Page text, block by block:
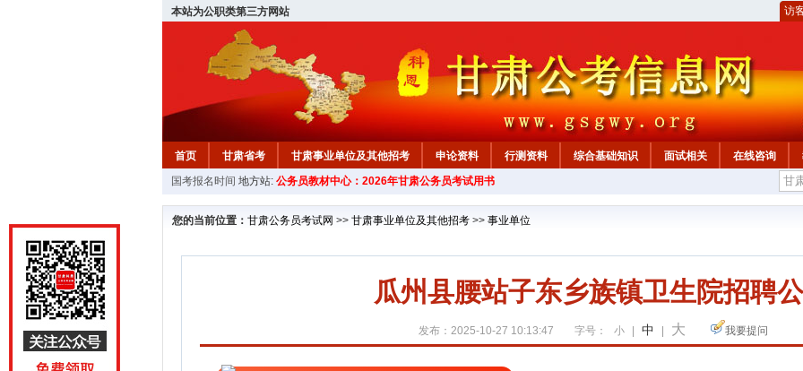
本站为公职类第三方网站 访
首页 甘肃省考 甘肃事业单位及其他招考 申论资料 行测资料 综合基础知识 面试相关 在线咨询
国考报名时间 地方站: 公务员教材中心：2026年甘肃公务员考试用书
您的当前位置： 甘肃公务员考试网 >> 甘肃事业单位及其他招考 >> 事业单位
瓜州县腰站子东乡族镇卫生院招聘
发布：2025-10-27 10:13:47 字号： 小 中 大 我要提问